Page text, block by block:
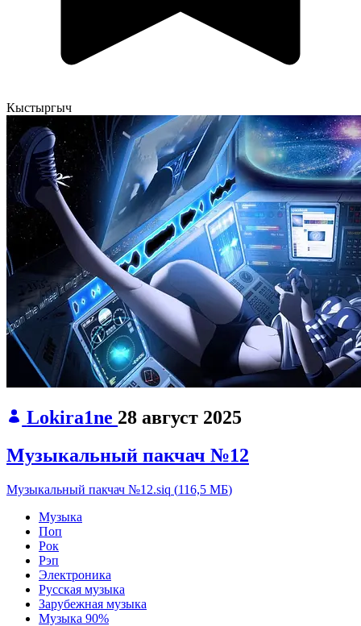
Кыстыргыч
Lokira1ne 28 август 2025
Музыкальный пакчач №12
Музыкальный пакчач №12.siq (116,5 МБ)
Музыка
Поп
Рок
Рэп
Электроника
Русская музыка
Зарубежная музыка
Музыка 90%